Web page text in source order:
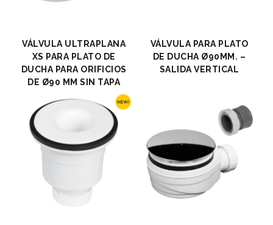
VÁLVULA ULTRAPLANA
XS PARA PLATO DE
DUCHA PARA ORIFICIOS
DE Ø90 MM SIN TAPA
VÁLVULA PARA PLATO
DE DUCHA Ø90MM. –
SALIDA VERTICAL